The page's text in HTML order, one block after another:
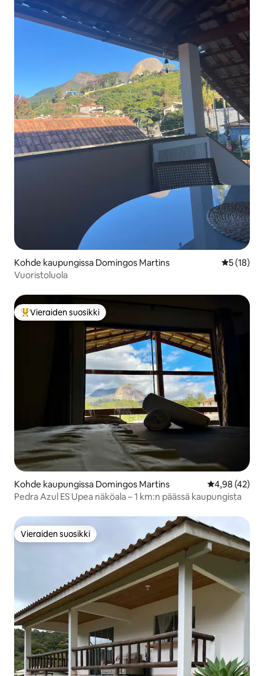
Kohde kaupungissa Domingos Martins
5 (18)
Vuoristoluola
Vieraiden suosikkien parhaimmistoa
Vieraiden suosikki
Kohde kaupungissa Domingos Martins
4,98 (42)
Pedra Azul ES Upea näköala – 1 km:n päässä kaupungista
Vieraiden suosikki
Vieraiden suosikki